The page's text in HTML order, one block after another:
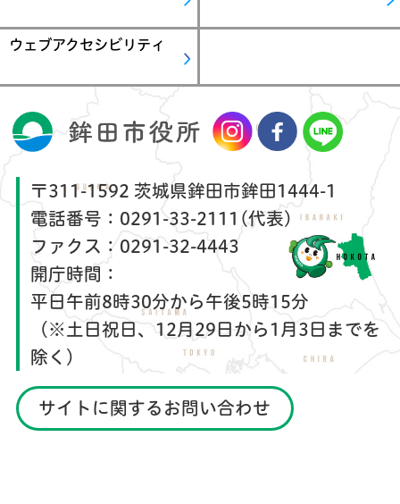
ウェブアクセシビリティ
〒311-1592 茨城県鉾田市鉾田1444-1
電話番号： 0291-33-2111(代表)
ファクス： 0291-32-4443
開庁時間：
平日午前8時30分から午後5時15分
（※土日祝日、12月29日から1月3日までを
除く）
サイトに関するお問い合わせ